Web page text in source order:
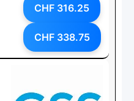
CHF 316.25
CHF 338.75